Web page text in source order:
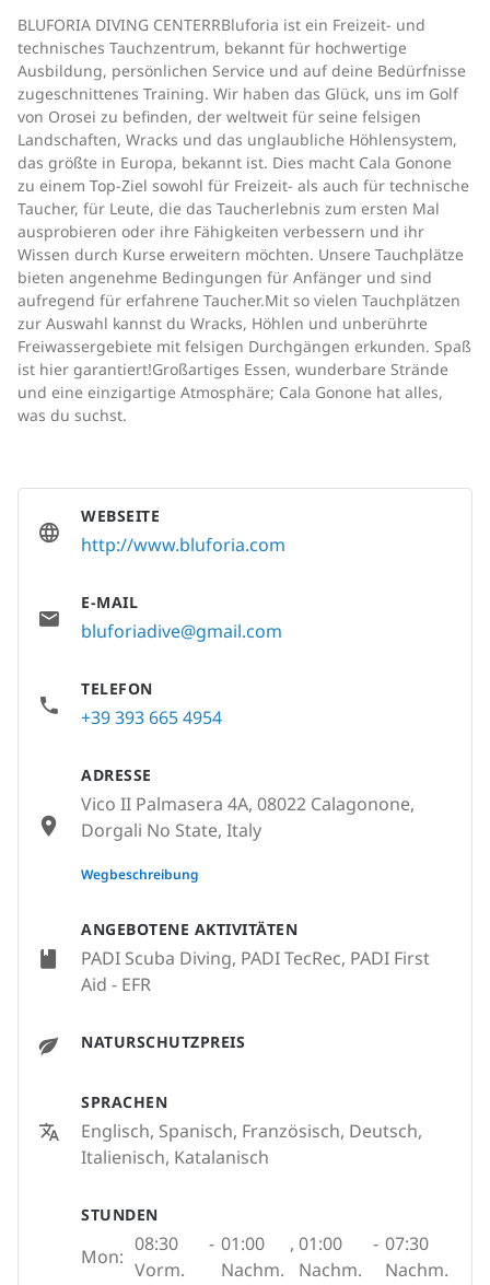
BLUFORIA DIVING CENTERRBluforia ist ein Freizeit- und
technisches Tauchzentrum, bekannt für hochwertige
Ausbildung, persönlichen Service und auf deine Bedürfnisse
zugeschnittenes Training. Wir haben das Glück, uns im Golf
von Orosei zu befinden, der weltweit für seine felsigen
Landschaften, Wracks und das unglaubliche Höhlensystem,
das größte in Europa, bekannt ist. Dies macht Cala Gonone
zu einem Top-Ziel sowohl für Freizeit- als auch für technische
Taucher, für Leute, die das Taucherlebnis zum ersten Mal
ausprobieren oder ihre Fähigkeiten verbessern und ihr
Wissen durch Kurse erweitern möchten. Unsere Tauchplätze
bieten angenehme Bedingungen für Anfänger und sind
aufregend für erfahrene Taucher.Mit so vielen Tauchplätzen
zur Auswahl kannst du Wracks, Höhlen und unberührte
Freiwassergebiete mit felsigen Durchgängen erkunden. Spaß
ist hier garantiert!Großartiges Essen, wunderbare Strände
und eine einzigartige Atmosphäre; Cala Gonone hat alles,
was du suchst.
ANGEBOTENE AKTIVITÄTEN
PADI Scuba Diving, PADI TecRec, PADI First
Aid - EFR
NATURSCHUTZPREIS
SPRACHEN
Englisch, Spanisch, Französisch, Deutsch,
Italienisch, Katalanisch
STUNDEN
Mon:
08:30
Vorm.
- 01:00
Nachm.
, 01:00
Nachm.
- 07:30
Nachm.
WEBSEITE
http://www.bluforia.com
E-MAIL
bluforiadive@gmail.com
TELEFON
+39 393 665 4954
ADRESSE
Vico II Palmasera 4A, 08022 Calagonone,
Dorgali No State, Italy
None
Wegbeschreibung